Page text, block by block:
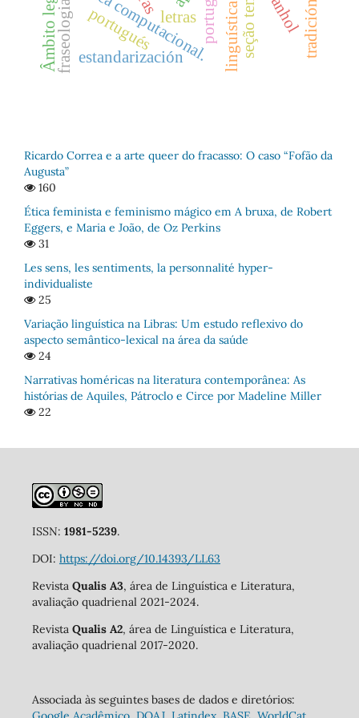
letras
estandarización
portugués
Âmbito legalfraseologia
Ricardo Correa e a arte queer do fracasso: O caso “Fofão da
Augusta”
160
Ética feminista e feminismo mágico em A bruxa, de Robert
Eggers, e Maria e João, de Oz Perkins
31
Les sens, les sentiments, la personnalité hyper-
individualiste
25
Variação linguística na Libras: Um estudo reflexivo do
aspecto semântico-lexical na área da saúde
24
Narrativas homéricas na literatura contemporânea: As
histórias de Aquiles, Pátroclo e Circe por Madeline Miller
22
ISSN: 1981-5239.
DOI: https://doi.org/10.14393/LL63
Revista Qualis A3, área de Linguística e Literatura,
avaliação quadrienal 2021-2024.
Revista Qualis A2, área de Linguística e Literatura,
avaliação quadrienal 2017-2020.
Associada às seguintes bases de dados e diretórios: